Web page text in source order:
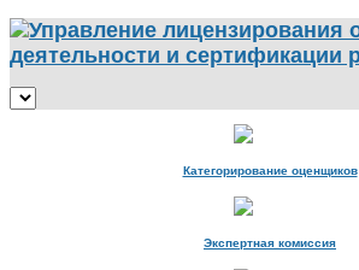
Категорирование оценщиков
Экспертная комиссия